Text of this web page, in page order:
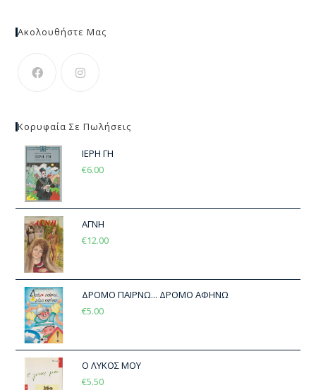
Ακολουθήστε Μας
Κορυφαία Σε Πωλήσεις
ΙΕΡΗ ΓΗ
€6.00
ΑΓΝΗ
€12.00
ΔΡΟΜΟ ΠΑΙΡΝΩ... ΔΡΟΜΟ ΑΦΗΝΩ
€5.00
Ο ΛΥΚΟΣ ΜΟΥ
€5.50